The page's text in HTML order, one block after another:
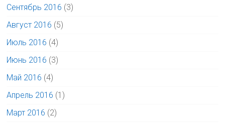
Сентябрь 2016 (3)
Август 2016 (5)
Июль 2016 (4)
Июнь 2016 (3)
Май 2016 (4)
Апрель 2016 (1)
Март 2016 (2)